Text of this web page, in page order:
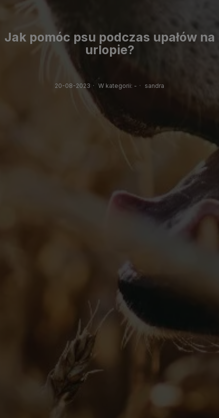
Jak pomóc psu podczas upałów na
urlopie?
20-08-2023 · W kategorii: - · sandra